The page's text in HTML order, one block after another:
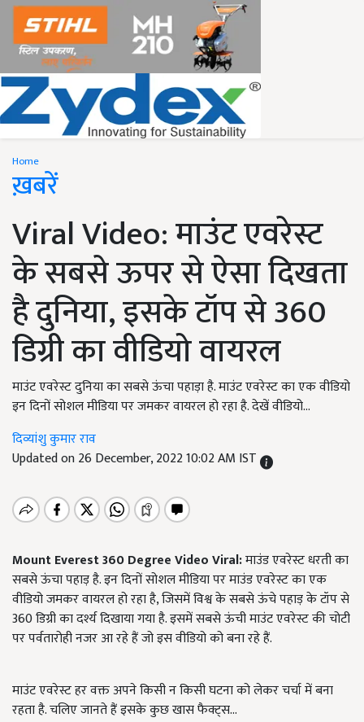
Home
ख़बरें
Viral Video: माउंट एवरेस्ट
के सबसे ऊपर से ऐसा दिखता
है दुनिया, इसके टॉप से 360
डिग्री का वीडियो वायरल
माउंट एवरेस्ट दुनिया का सबसे ऊंचा पहाड़ा है. माउंट एवरेस्ट का एक वीडियो
इन दिनों सोशल मीडिया पर जमकर वायरल हो रहा है. देखें वीडियो...
दिव्यांशु कुमार राव
Updated on 26 December, 2022 10:02 AM IST
Mount Everest 360 Degree Video Viral:माउंड एवरेस्ट धरती का
सबसे ऊंचा पहाड़ है. इन दिनों सोशल मीडिया पर माउंड एवरेस्ट का एक
वीडियो जमकर वायरल हो रहा है, जिसमें विश्व के सबसे ऊंचे पहाड़ के टॉप से
360 डिग्री का दर्श्य दिखाया गया है. इसमें सबसे ऊंची माउंट एवरेस्ट की चोटी
पर पर्वतारोही नजर आ रहे हैं जो इस वीडियो को बना रहे हैं.
माउंट एवरेस्ट हर वक्त अपने किसी न किसी घटना को लेकर चर्चा में बना
रहता है. चलिए जानते हैं इसके कुछ खास फैक्ट्स...